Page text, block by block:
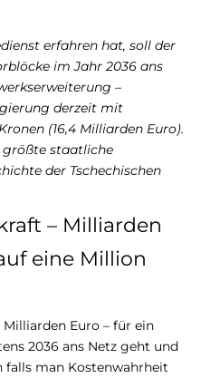
erfahren hat, soll der
im Jahr 2036 ans
–
derzeit mit
(16,4 Milliarden Euro).
größte staatliche
der Tschechischen
– Milliarden
eine Million
Euro – für ein
2036 ans Netz geht und
falls man Kostenwahrheit